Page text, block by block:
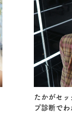
たかがセ
プ診断で